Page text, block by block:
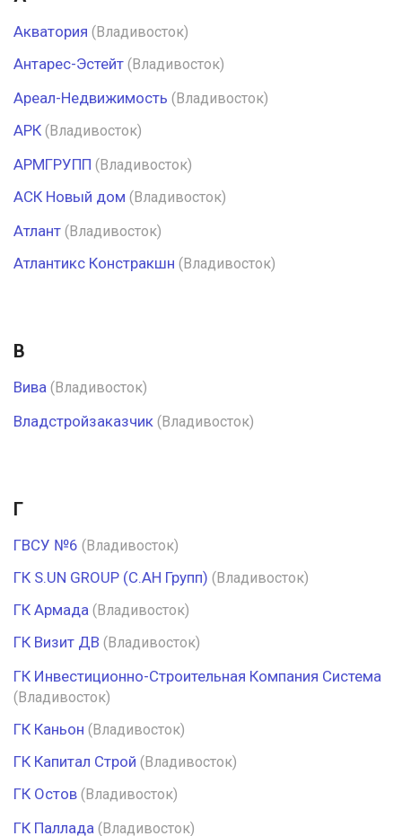
Акватория (Владивосток)
Антарес-Эстейт (Владивосток)
Ареал-Недвижимость (Владивосток)
АРК (Владивосток)
АРМГРУПП (Владивосток)
АСК Новый дом (Владивосток)
Атлант (Владивосток)
Атлантикс Констракшн (Владивосток)
В
Вива (Владивосток)
Владстройзаказчик (Владивосток)
Г
ГВСУ №6 (Владивосток)
ГК S.UN GROUP (С.АН Групп) (Владивосток)
ГК Армада (Владивосток)
ГК Визит ДВ (Владивосток)
ГК Инвестиционно-Строительная Компания Система
(Владивосток)
ГК Каньон (Владивосток)
ГК Капитал Строй (Владивосток)
ГК Остов (Владивосток)
ГК Паллада (Владивосток)